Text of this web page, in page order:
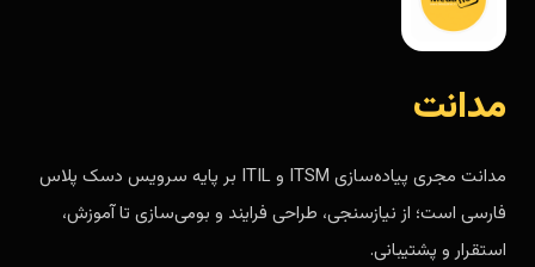
مدانت
مدانت مجری پیاده‌سازی ITSM و ITIL بر پایه سرویس دسک پلاس
فارسی است؛ از نیازسنجی، طراحی فرایند و بومی‌سازی تا آموزش،
استقرار و پشتیبانی.